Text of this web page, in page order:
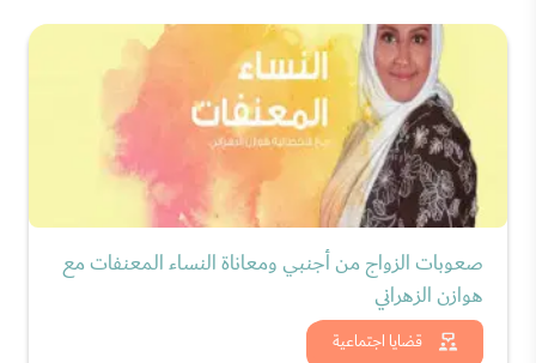
قضايا اجتماعية
صعوبات الزواج من أجنبي ومعاناة النساء المعنفات مع
هوازن الزهراني
شاهد الان